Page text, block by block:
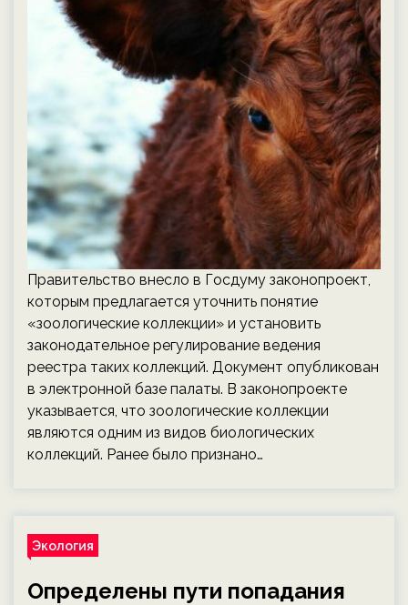
Правительство внесло в Госдуму законопроект,
которым предлагается уточнить понятие
«зоологические коллекции» и установить
законодательное регулирование ведения
реестра таких коллекций. Документ опубликован
в электронной базе палаты. В законопроекте
указывается, что зоологические коллекции
являются одним из видов биологических
коллекций. Ранее было признано…
Экология
Определены пути попадания